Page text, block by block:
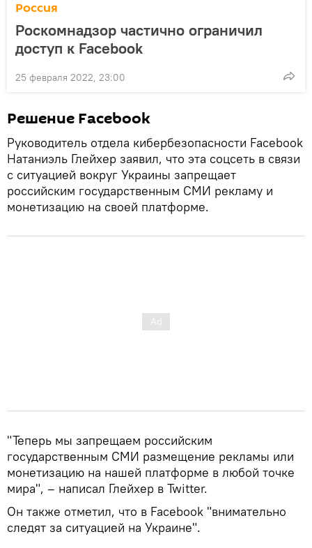
Россия
Роскомнадзор частично ограничил
доступ к Facebook
25 февраля 2022, 23:00
Решение Facebook
Руководитель отдела кибербезопасности Facebook
Натаниэль Глейхер заявил, что эта соцсеть в связи
с ситуацией вокруг Украины запрещает
российским государственным СМИ рекламу и
монетизацию на своей платформе.
"Теперь мы запрещаем российским
государственным СМИ размещение рекламы или
монетизацию на нашей платформе в любой точке
мира", – написал Глейхер в Twitter.
Он также отметил, что в Facebook "внимательно
следят за ситуацией на Украине".